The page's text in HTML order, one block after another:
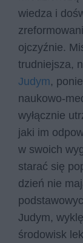
wiedza i
ojczyźnie.
trudniejsza,
Judym,
naukowo-
wyłącznie
jaki im
w swoich
starać się
dzień nie
Judym,
środowisk